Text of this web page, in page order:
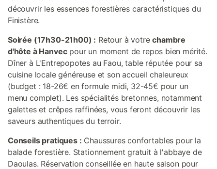
découvrir les essences forestières caractéristiques du
Finistère.
Soirée (17h30-21h00) : Retour à votrechambre
d'hôte à Hanvecpour un moment de repos bien mérité.
Dîner à L'Entrepopotes au Faou, table réputée pour sa
cuisine locale généreuse et son accueil chaleureux
(budget : 18-26€ en formule midi, 32-45€ pour un
menu complet). Les spécialités bretonnes, notamment
galettes et crêpes raffinées, vous feront découvrir les
saveurs authentiques du terroir.
Conseils pratiques : Chaussures confortables pour la
balade forestière. Stationnement gratuit à l'abbaye de
Daoulas. Réservation conseillée en haute saison pour